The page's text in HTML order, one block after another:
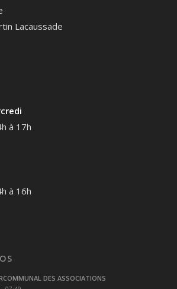
Lacaussade
à 17h
à 16h
DES ASSOCIATIONS